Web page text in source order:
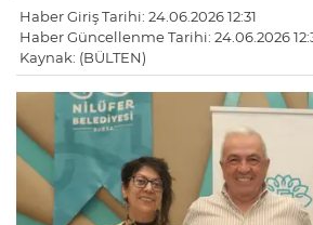
Haber Giriş Tarihi: 24.06.2026 12:31
Haber Güncellenme Tarihi: 24.06.2026
Kaynak: (BÜLTEN)